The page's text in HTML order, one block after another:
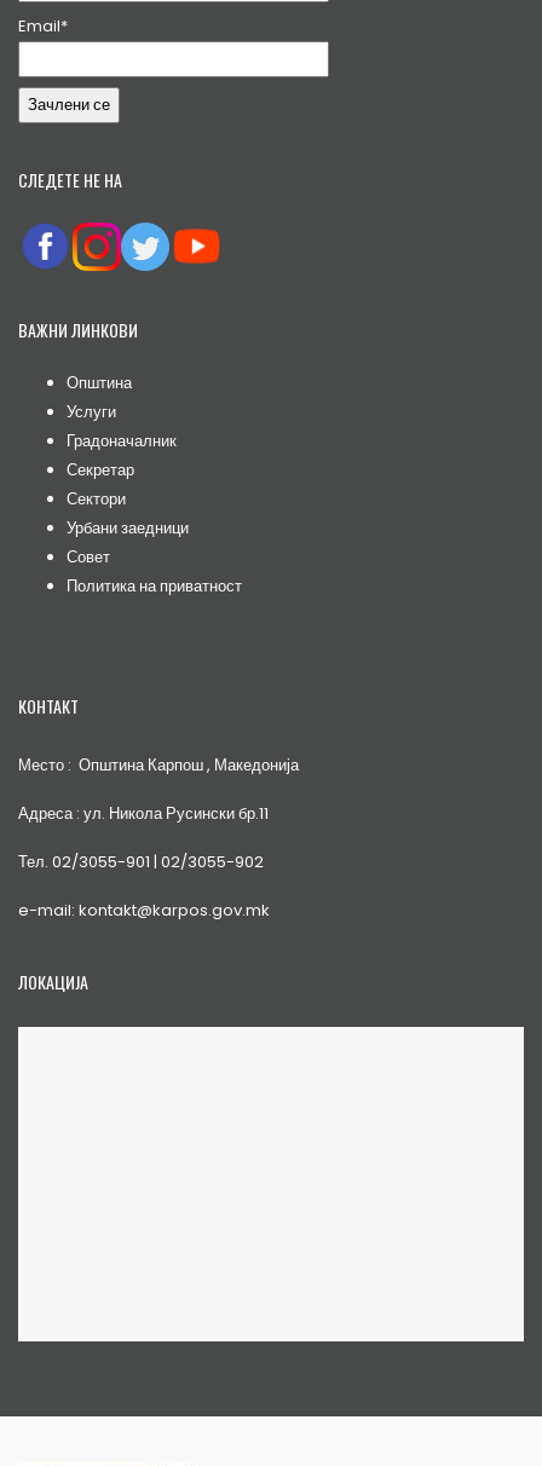
Email*
СЛЕДЕТЕ НЕ НА
ВАЖНИ ЛИНКОВИ
Општина
Услуги
Градоначалник
Секретар
Сектори
Урбани заедници
Совет
Политика на приватност
КОНТАКТ
Место : Општина Карпош , Македонија
Адреса : ул. Никола Русински бр.11
Тел. 02/3055-901 | 02/3055-902
e-mail: kontakt@karpos.gov.mk
ЛОКАЦИЈА